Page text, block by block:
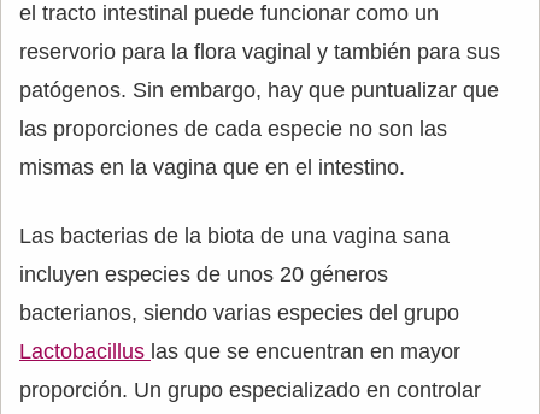
el tracto intestinal puede funcionar como un
reservorio para la flora vaginal y también para sus
patógenos. Sin embargo, hay que puntualizar que
las proporciones de cada especie no son las
mismas en la vagina que en el intestino.
Las bacterias de la biota de una vagina sana
incluyen especies de unos 20 géneros
bacterianos, siendo varias especies del grupo
Lactobacillus las que se encuentran en mayor
proporción. Un grupo especializado en controlar